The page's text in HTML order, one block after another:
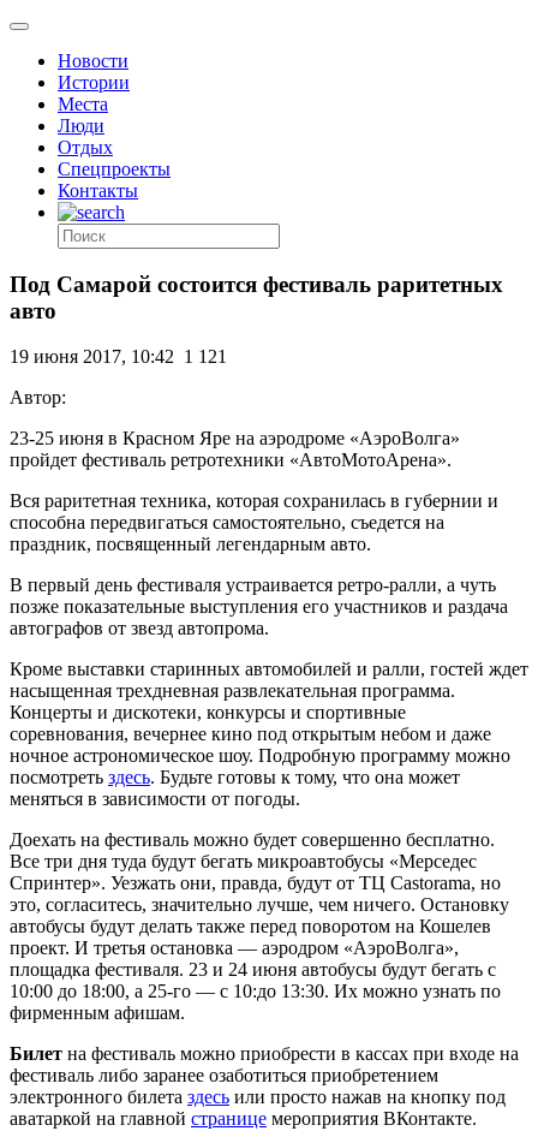
Новости
Истории
Места
Люди
Отдых
Спецпроекты
Контакты
Под Самарой состоится фестиваль раритетных
авто
19 июня 2017, 10:42 1 121
Автор:
23-25 июня в Красном Яре на аэродроме «АэроВолга»
пройдет фестиваль ретротехники «АвтоМотоАрена».
Вся раритетная техника, которая сохранилась в губернии и
способна передвигаться самостоятельно, съедется на
праздник, посвященный легендарным авто.
В первый день фестиваля устраивается ретро-ралли, а чуть
позже показательные выступления его участников и раздача
автографов от звезд автопрома.
Кроме выставки старинных автомобилей и ралли, гостей ждет
насыщенная трехдневная развлекательная программа.
Концерты и дискотеки, конкурсы и спортивные
соревнования, вечернее кино под открытым небом и даже
ночное астрономическое шоу. Подробную программу можно
посмотреть здесь. Будьте готовы к тому, что она может
меняться в зависимости от погоды.
Доехать на фестиваль можно будет совершенно бесплатно.
Все три дня туда будут бегать микроавтобусы «Мерседес
Спринтер». Уезжать они, правда, будут от ТЦ Castorama, но
это, согласитесь, значительно лучше, чем ничего. Остановку
автобусы будут делать также перед поворотом на Кошелев
проект. И третья остановка — аэродром «АэроВолга»,
площадка фестиваля. 23 и 24 июня автобусы будут бегать с
10:00 до 18:00, а 25-го — с 10:до 13:30. Их можно узнать по
фирменным афишам.
Билет на фестиваль можно приобрести в кассах при входе на
фестиваль либо заранее озаботиться приобретением
электронного билета здесь или просто нажав на кнопку под
аватаркой на главной странице мероприятия ВКонтакте.